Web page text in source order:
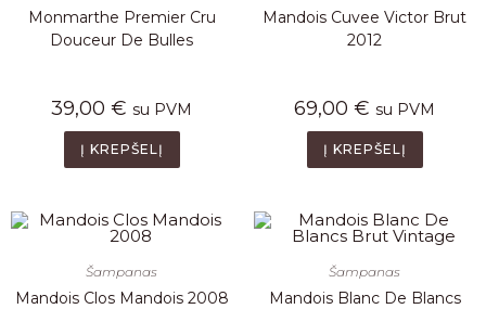
Monmarthe Premier Cru
Douceur De Bulles
39,00 € su PVM
Į KREPŠELĮ
Mandois Cuvee Victor Brut
2012
69,00 € su PVM
Į KREPŠELĮ
Šampanas
Mandois Clos Mandois 2008
Šampanas
Mandois Blanc De Blancs